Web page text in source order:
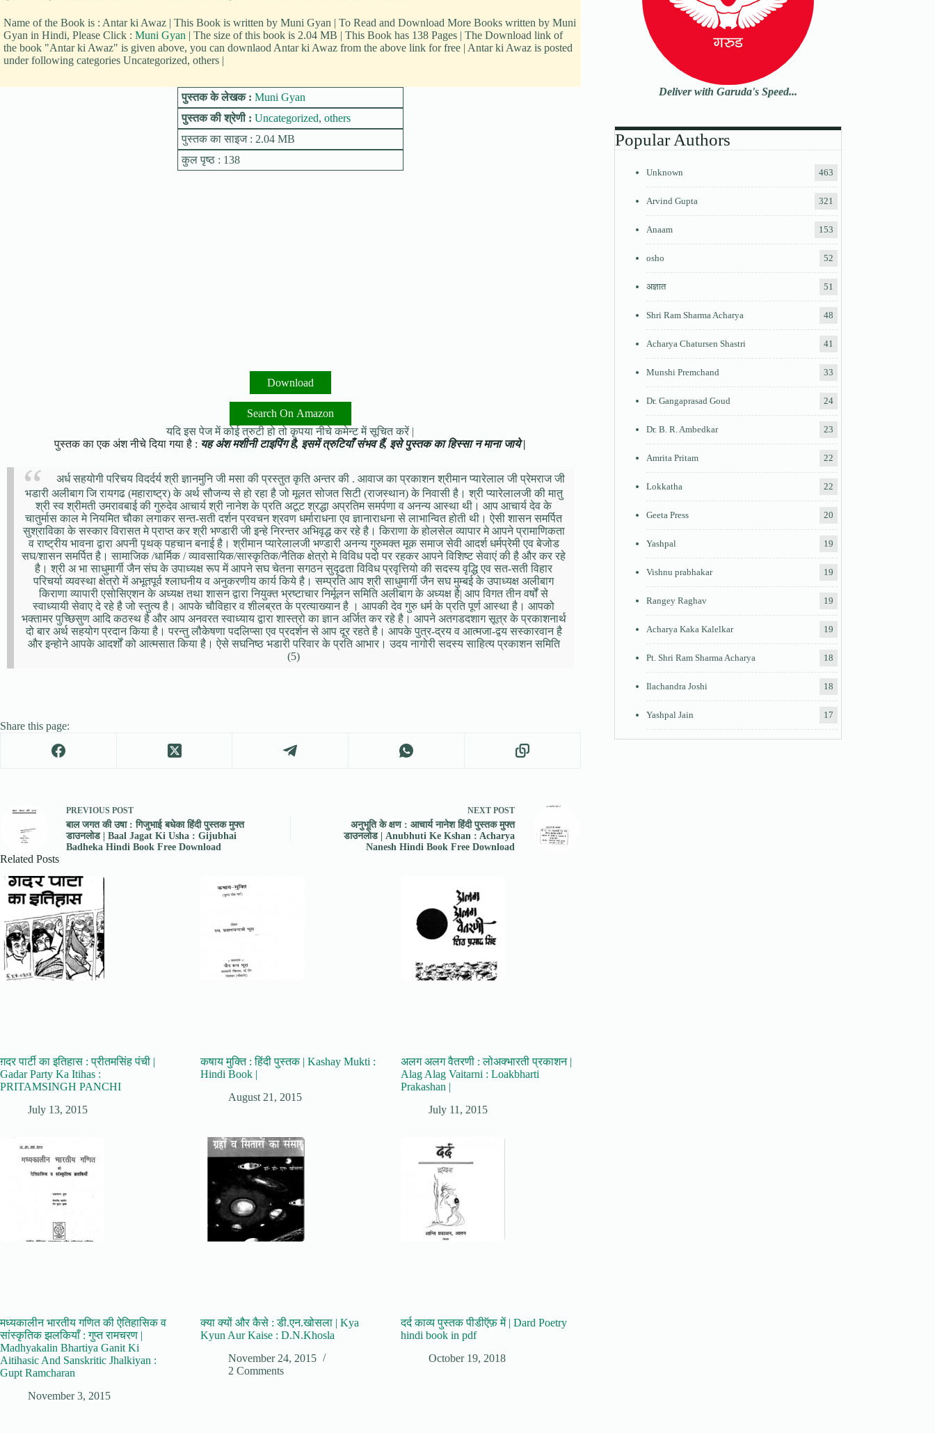
Name of the Book is : Antar ki Awaz | This Book is written by Muni Gyan | To Read and Download More Books written by Muni
Gyan in Hindi, Please Click : Muni Gyan | The size of this book is 2.04 MB | This Book has 138 Pages | The Download link of
the book "Antar ki Awaz" is given above, you can downlaod Antar ki Awaz from the above link for free | Antar ki Awaz is posted
under following categories Uncategorized, others |
पुस्तक के लेखक : Muni Gyan
पुस्तक की श्रेणी : Uncategorized, others
पुस्तक का साइज : 2.04 MB
कुल पृष्ठ : 138
Download
Search On Amazon
यदि इस पेज में कोई त्रुटी हो तो कृपया नीचे कमेन्ट में सूचित करें |
पुस्तक का एक अंश नीचे दिया गया है : यह अंश मशीनी टाइपिंग है, इसमें त्रुटियाँ संभव हैं, इसे पुस्तक का हिस्सा न माना जाये |
अर्ध सहयोगी परिचय विदर्दर्य श्री ज्ञानमुनि जी मसा की प्रस्तुत कृति अन्तर की . आवाज का प्रकाशन श्रीमान प्यारेलाल जी प्रेमराज जी
भडारी अलीबाग जि रायगढ (महाराष्ट्र) के अर्थ सौजन्य से हो रहा है जो मूलत सोजत सिटी (राजस्थान) के निवासी है। श्री प्यारेलालजी की मातु
श्री स्व श्रीमती उमरावबाई की गुरुदेव आचार्य श्री नानेश के प्रति अटूट श्रद्धा अप्रतिम समर्पणा व अनन्य आस्था थी। आप आचार्य देव के
चातुर्मास काल मे नियमित चौका लगाकर सन्त-सती दर्शन प्रवचन श्रवण धर्माराधना एव ज्ञानाराधना से लाभान्वित होती थी। ऐसी शासन समर्पित
सुश्राविका के सस्कार विरासत मे प्राप्त कर श्री भण्डारी जी इन्हे निरन्तर अभिवृद्ध कर रहे है। किराणा के होलसेल व्यापार मे आपने प्रामाणिकता
व राष्ट्रीय भावना द्वारा अपनी पृथक्‌ पहचान बनाई है। श्रीमान प्यारेलालजी भण्डारी अनन्य गुरुमक्त मूक समाज सेवी आदर्श धर्मप्रेमी एव बेजोड
सघ/शासन समर्पित है। सामाजिक /धार्मिक / व्यावसायिक/सास्कृतिक/नैतिक क्षेत्रो मे विविध पदो पर रहकर आपने विशिष्ट सेवाएं की है और कर रहे
है। श्री अ भा साधुमार्गी जैन संघ के उपाध्यक्ष रूप में आपने सघ चेतना सगठन सुदृढता विविध प्रवृत्तियो की सदस्य वृद्धि एव सत-सती विहार
परिचर्या व्यवस्था क्षेत्रो में अभूतपूर्व श्लाघनीय व अनुकरणीय कार्य किये है। सम्प्रति आप श्री साधुमार्गी जैन सघ मुम्बई के उपाध्यक्ष अलीबाग
किराणा व्यापारी एसोसिएशन के अध्यक्ष तथा शासन द्वारा नियुक्त भ्रष्टाचार निर्मूलन समिति अलीबाग के अध्यक्ष है| आप विगत तीन वर्षों से
स्वाध्यायी सेवाए दे रहे है जो स्तुत्य है। आपके चौविहार व शीलब्रत के प्रत्याख्यान है । आपकी देव गुरु धर्म के प्रति पूर्ण आस्था है। आपको
भक्तामर पुच्छिसुण आदि कठस्थ है और आप अनवरत स्वाध्याय द्वारा शास्त्रो का ज्ञान अर्जित कर रहे है। आपने अतगडदशाग सूत्र के प्रकाशनार्थ
दो बार अर्थ सहयोग प्रदान किया है। परन्तु लौकेषणा पदलिप्सा एव प्रदर्शन से आप दूर रहते है। आपके पुत्र-द्रय व आत्मजा-द्वय सस्कारवान है
और इन्होने आपके आदर्शों को आत्मसात किया है। ऐसे सघनिष्ठ भडारी परिवार के प्रति आभार। उदय नागोरी सदस्य साहित्य प्रकाशन समिति
(5)
Share this page:
PREVIOUS POST
बाल जगत की उषा : गिजुभाई बधेका हिंदी पुस्तक मुफ्त
डाउनलोड | Baal Jagat Ki Usha : Gijubhai
Badheka Hindi Book Free Download
NEXT POST
अनुभूति के क्षण : आचार्य नानेश हिंदी पुस्तक मुफ्त
डाउनलोड | Anubhuti Ke Kshan : Acharya
Nanesh Hindi Book Free Download
Related Posts
ग़दर पार्टी का इतिहास : प्रीतमसिंह पंची |
Gadar Party Ka Itihas :
PRITAMSINGH PANCHI
July 13, 2015
कषाय मुक्ति : हिंदी पुस्तक | Kashay Mukti :
Hindi Book |
August 21, 2015
अलग अलग वैतरणी : लोअक्भारती प्रकाशन |
Alag Alag Vaitarni : Loakbharti
Prakashan |
July 11, 2015
मध्यकालीन भारतीय गणित की ऐतिहासिक व
सांस्कृतिक झलकियाँ : गुप्त रामचरण |
Madhyakalin Bhartiya Ganit Ki
Aitihasic And Sanskritic Jhalkiyan :
Gupt Ramcharan
November 3, 2015
क्या क्यों और कैसे : डी.एन.खोसला | Kya
Kyun Aur Kaise : D.N.Khosla
November 24, 2015
2 Comments
दर्द काव्य पुस्तक पीडीऍफ़ में | Dard Poetry
hindi book in pdf
October 19, 2018
Deliver with Garuda's Speed...
Popular Authors
Unknown 463
Arvind Gupta 321
Anaam 153
osho 52
अज्ञात 51
Shri Ram Sharma Acharya 48
Acharya Chatursen Shastri 41
Munshi Premchand 33
Dr. Gangaprasad Goud 24
Dr. B. R. Ambedkar 23
Amrita Pritam 22
Lokkatha 22
Geeta Press 20
Yashpal 19
Vishnu prabhakar 19
Rangey Raghav 19
Acharya Kaka Kalelkar 19
Pt. Shri Ram Sharma Acharya 18
Ilachandra Joshi 18
Yashpal Jain 17